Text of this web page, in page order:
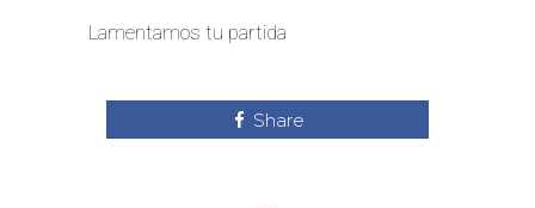
Lamentamos tu partida
Share